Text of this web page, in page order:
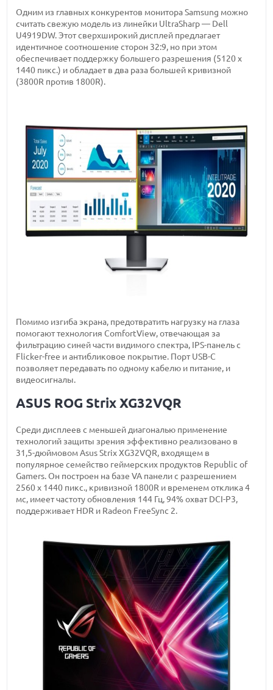
Одним из главных конкурентов монитора Samsung можно
считать свежую модель из линейки UltraSharp — Dell
U4919DW. Этот сверхширокий дисплей предлагает
идентичное соотношение сторон 32:9, но при этом
обеспечивает поддержку большего разрешения (5120 x
1440 пикс.) и обладает в два раза большей кривизной
(3800R против 1800R).
Помимо изгиба экрана, предотвратить нагрузку на глаза
помогают технология ComfortView, отвечающая за
фильтрацию синей части видимого спектра, IPS-панель с
Flicker-free и антибликовое покрытие. Порт USB-C
позволяет передавать по одному кабелю и питание, и
видеосигналы.
ASUS ROG Strix XG32VQR
Среди дисплеев с меньшей диагональю применение
технологий защиты зрения эффективно реализовано в
31,5-дюймовом Asus Strix XG32VQR, входящем в
популярное семейство геймерских продуктов Republic of
Gamers. Он построен на базе VA панели с разрешением
2560 x 1440 пикс., кривизной 1800R и временем отклика 4
мс, имеет частоту обновления 144 Гц, 94% охват DCI-P3,
поддерживает HDR и Radeon FreeSync 2.